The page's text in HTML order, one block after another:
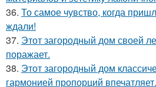
36. То самое чувство, когда
ждали!
37. Этот загородный дом своей
поражает.
38. Этот загородный дом
гармонией пропорций впечатляет.